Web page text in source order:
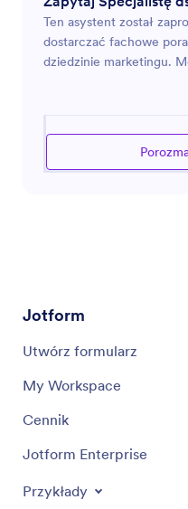
Ten asystent został
dostarczać fachowe
dziedzinie marketingu.
tego, czy wprowadzasz
wzmocnić obecność
marketingowych.
Jotform
Utwórz formularz
My Workspace
Cennik
Jotform Enterprise
Przykłady